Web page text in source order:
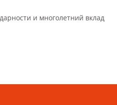
и многолетний вклад